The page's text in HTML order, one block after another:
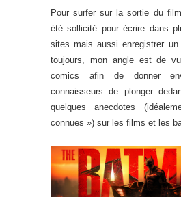
Pour surfer sur la sortie du film
été sollicité pour écrire dans
sites mais aussi enregistrer
toujours, mon angle est de
comics afin de donner
connaisseurs de plonger
quelques anecdotes
connues ») sur les films et les